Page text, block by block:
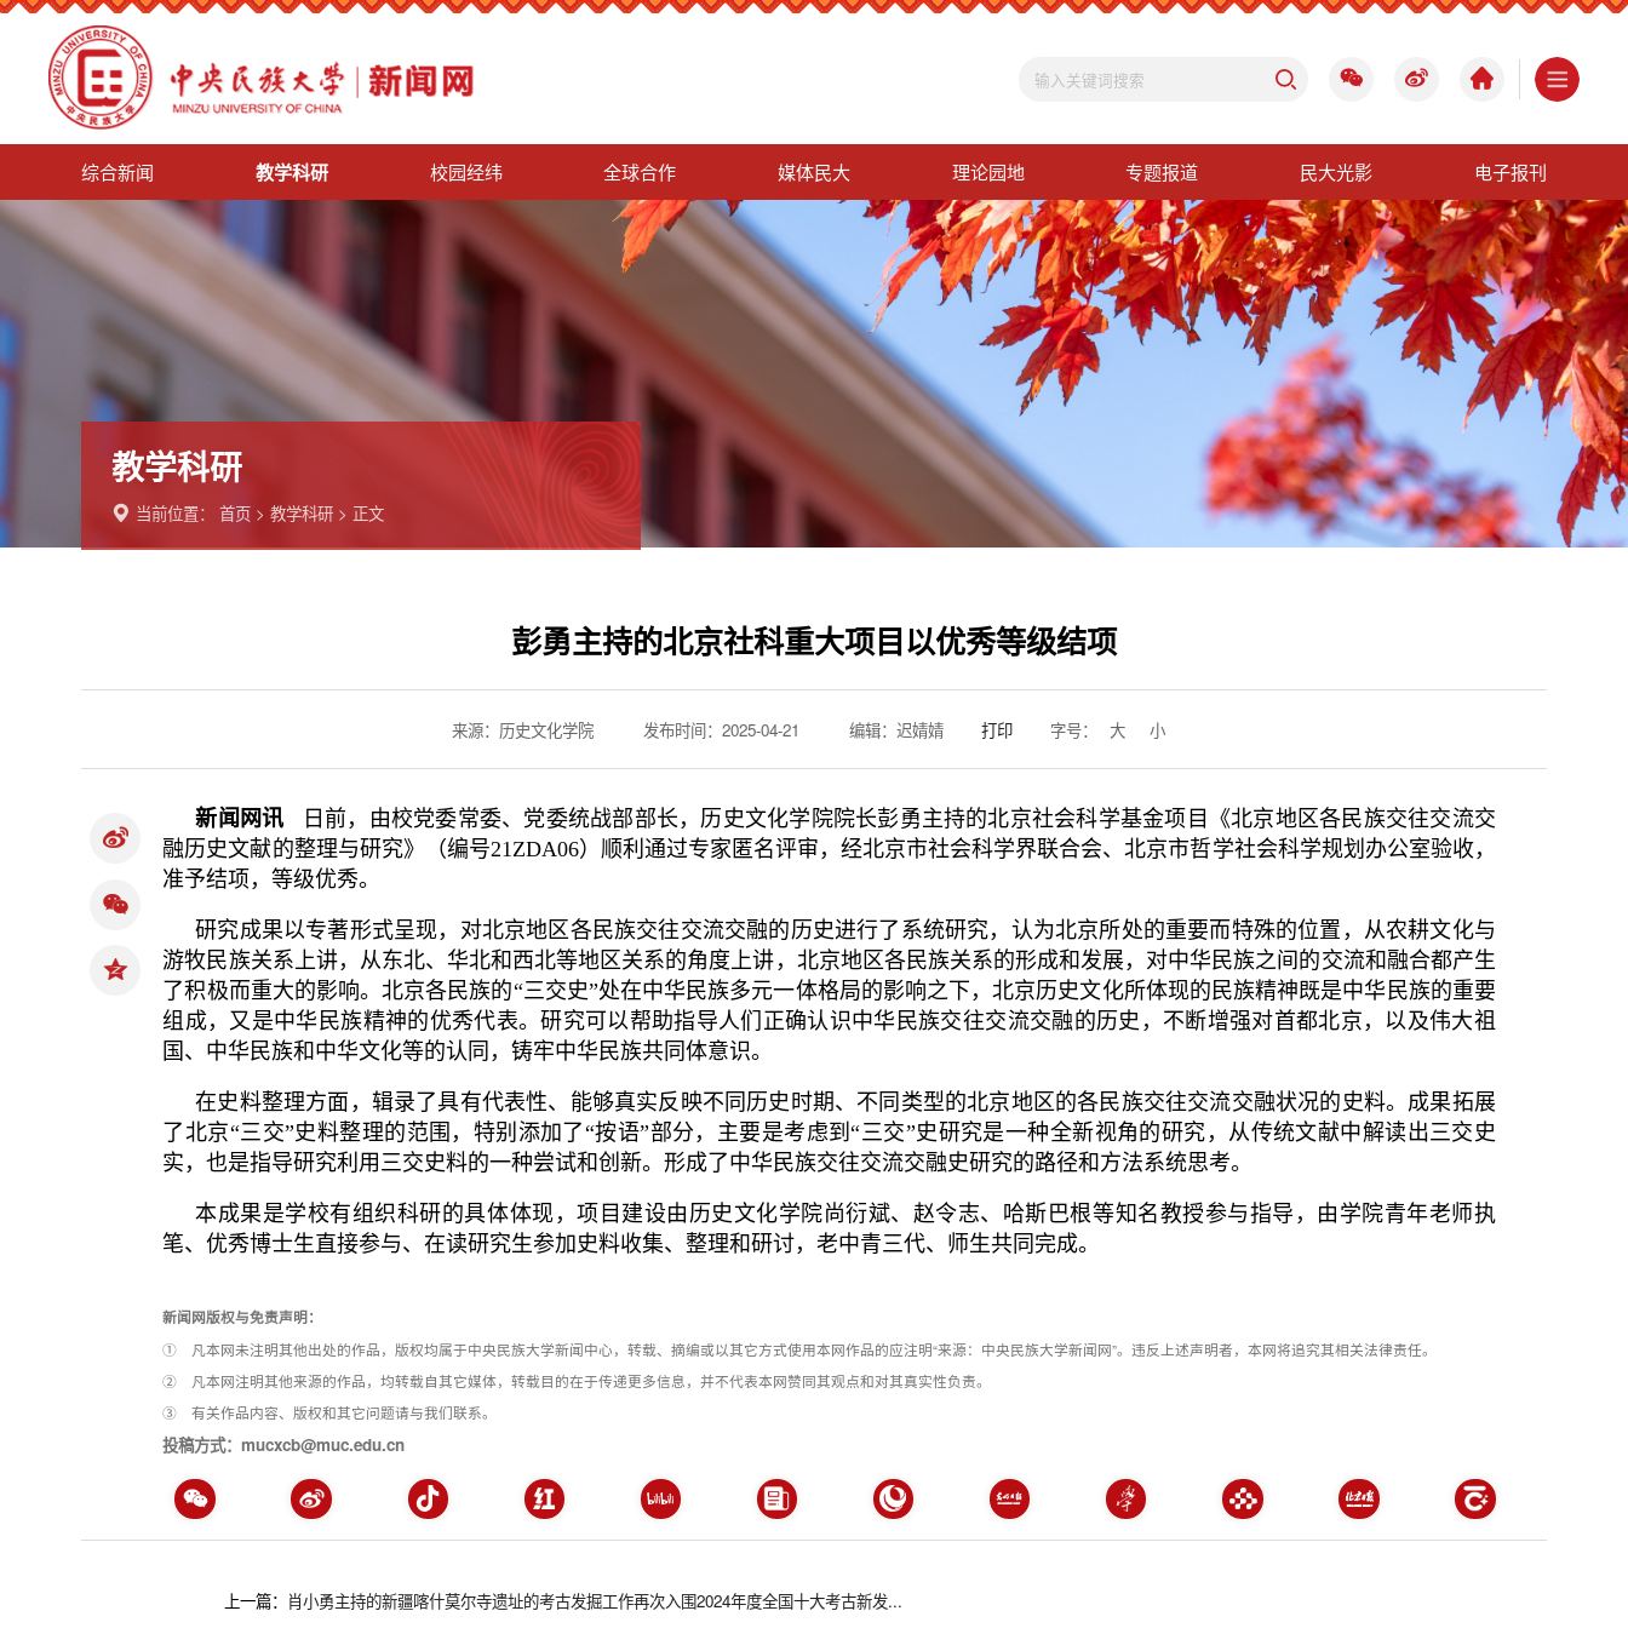
综合新闻 教学科研 校园经纬 全球合作 媒体民大 理论园地 专题报道 民大光影 电子报刊
教学科研
当前位置：首页 >教学科研 > 正文
彭勇主持的北京社科重大项目以优秀等级结项
来源：历史文化学院 发布时间：2025-04-21 编辑：迟婧婧 打印 字号： 大 小
新闻网讯 日前，由校党委常委、党委统战部部长，历史文化学院院长彭勇主持的北京社会科学基金项目《北京地区各民族交往交流交
融历史文献的整理与研究》（编号21ZDA06）顺利通过专家匿名评审，经北京市社会科学界联合会、北京市哲学社会科学规划办公室验收，
准予结项，等级优秀。
研究成果以专著形式呈现，对北京地区各民族交往交流交融的历史进行了系统研究，认为北京所处的重要而特殊的位置，从农耕文化与
游牧民族关系上讲，从东北、华北和西北等地区关系的角度上讲，北京地区各民族关系的形成和发展，对中华民族之间的交流和融合都产生
了积极而重大的影响。北京各民族的“三交史”处在中华民族多元一体格局的影响之下，北京历史文化所体现的民族精神既是中华民族的重要
组成，又是中华民族精神的优秀代表。研究可以帮助指导人们正确认识中华民族交往交流交融的历史，不断增强对首都北京，以及伟大祖
国、中华民族和中华文化等的认同，铸牢中华民族共同体意识。
在史料整理方面，辑录了具有代表性、能够真实反映不同历史时期、不同类型的北京地区的各民族交往交流交融状况的史料。成果拓展
了北京“三交”史料整理的范围，特别添加了“按语”部分，主要是考虑到“三交”史研究是一种全新视角的研究，从传统文献中解读出三交史
实，也是指导研究利用三交史料的一种尝试和创新。形成了中华民族交往交流交融史研究的路径和方法系统思考。
本成果是学校有组织科研的具体体现，项目建设由历史文化学院尚衍斌、赵令志、哈斯巴根等知名教授参与指导，由学院青年老师执
笔、优秀博士生直接参与、在读研究生参加史料收集、整理和研讨，老中青三代、师生共同完成。
新闻网版权与免责声明：
① 凡本网未注明其他出处的作品，版权均属于中央民族大学新闻中心，转载、摘编或以其它方式使用本网作品的应注明“来源：中央民族大学新闻网”。违反上述声明者，本网将追究其相关法律责任。
② 凡本网注明其他来源的作品，均转载自其它媒体，转载目的在于传递更多信息，并不代表本网赞同其观点和对其真实性负责。
③ 有关作品内容、版权和其它问题请与我们联系。
投稿方式：mucxcb@muc.edu.cn
上一篇： 肖小勇主持的新疆喀什莫尔寺遗址的考古发掘工作再次入围2024年度全国十大考古新发...